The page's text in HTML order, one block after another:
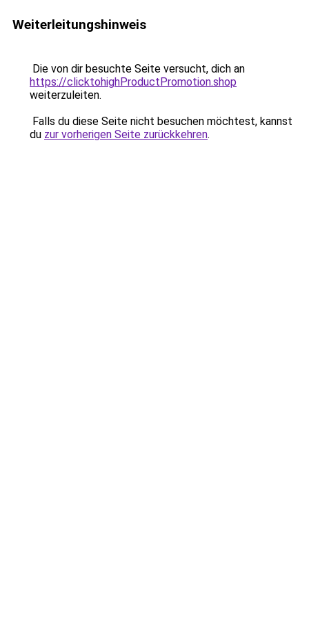
Weiterleitungshinweis
Die von dir besuchte Seite versucht, dich an
https://clicktohighProductPromotion.shop
weiterzuleiten.
Falls du diese Seite nicht besuchen möchtest, kannst
du zur vorherigen Seite zurückkehren.